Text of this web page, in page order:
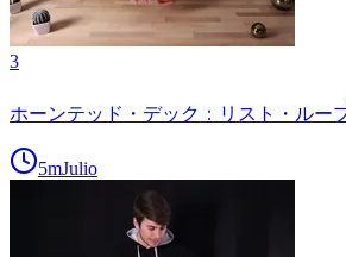
3
ホーンテッド・デック：リスト・ルー
5mJulio